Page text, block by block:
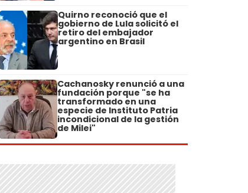
Quirno reconoció que el
gobierno de Lula solicitó el
retiro del embajador
argentino en Brasil
Cachanosky renunció a una
fundación porque "se ha
transformado en una
especie de Instituto Patria
incondicional de la gestión
de Milei"